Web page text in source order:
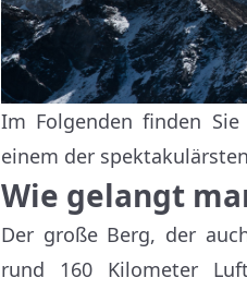
Im Folgenden finden
einem der spektakulärsten
Wie gelangt
Der große Berg, der
rund 160 Kilometer